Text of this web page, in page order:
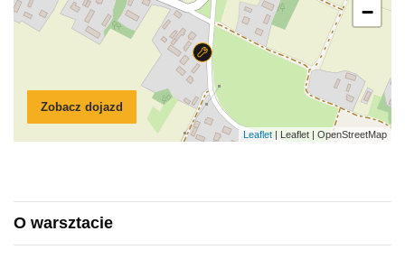
Zobacz dojazd
−
Leaflet | Leaflet | OpenStreetMap
O warsztacie